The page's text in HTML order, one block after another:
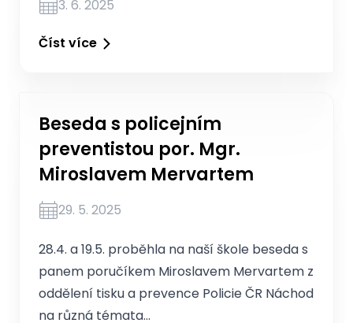
3. 6. 2025
Číst více
Beseda s policejním
preventistou por. Mgr.
Miroslavem Mervartem
29. 5. 2025
28.4. a 19.5. proběhla na naší škole beseda s
panem poručíkem Miroslavem Mervartem z
oddělení tisku a prevence Policie ČR Náchod
na různá témata…